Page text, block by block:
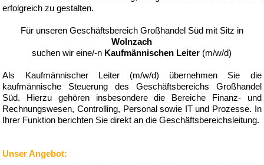
erfolgreich zu gestalten.
Für unseren Geschäftsbereich Großhandel Süd mit Sitz in
Wolnzach
suchen wir eine/-n Kaufmännischen Leiter (m/w/d)
Als Kaufmännischer Leiter (m/w/d) übernehmen Sie die
kaufmännische Steuerung des Geschäftsbereichs Großhandel
Süd. Hierzu gehören insbesondere die Bereiche Finanz- und
Rechnungswesen, Controlling, Personal sowie IT und Prozesse. In
Ihrer Funktion berichten Sie direkt an die Geschäftsbereichsleitung.
Unser Angebot: